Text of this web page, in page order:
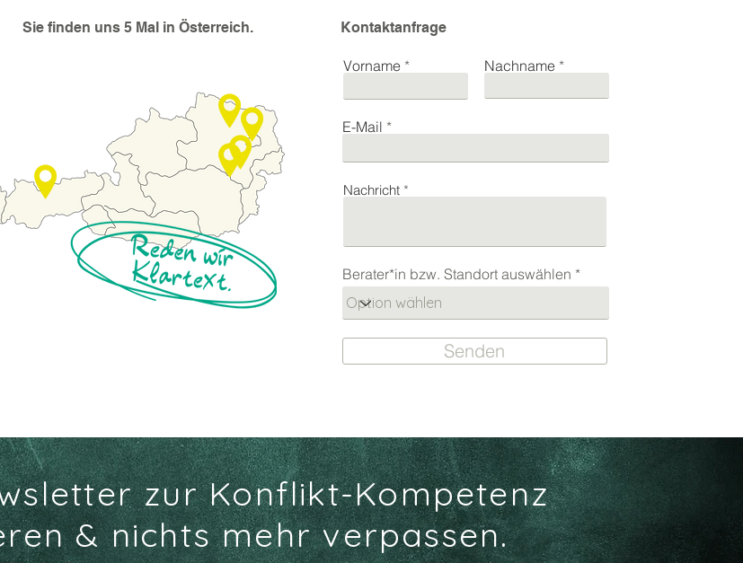
Sie finden uns 5 Mal in Österreich. Kontaktanfrage
Vorname Nachname
E-Mail
Nachricht
Berater*in bzw. Standort auswählen
Senden
zur Konflikt-Kompetenz
& nichts mehr verpassen.